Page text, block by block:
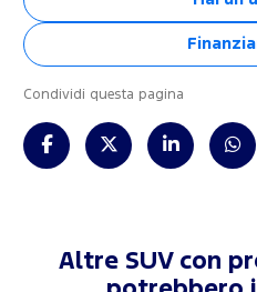
Condividi questa pagina
Altre SUV con